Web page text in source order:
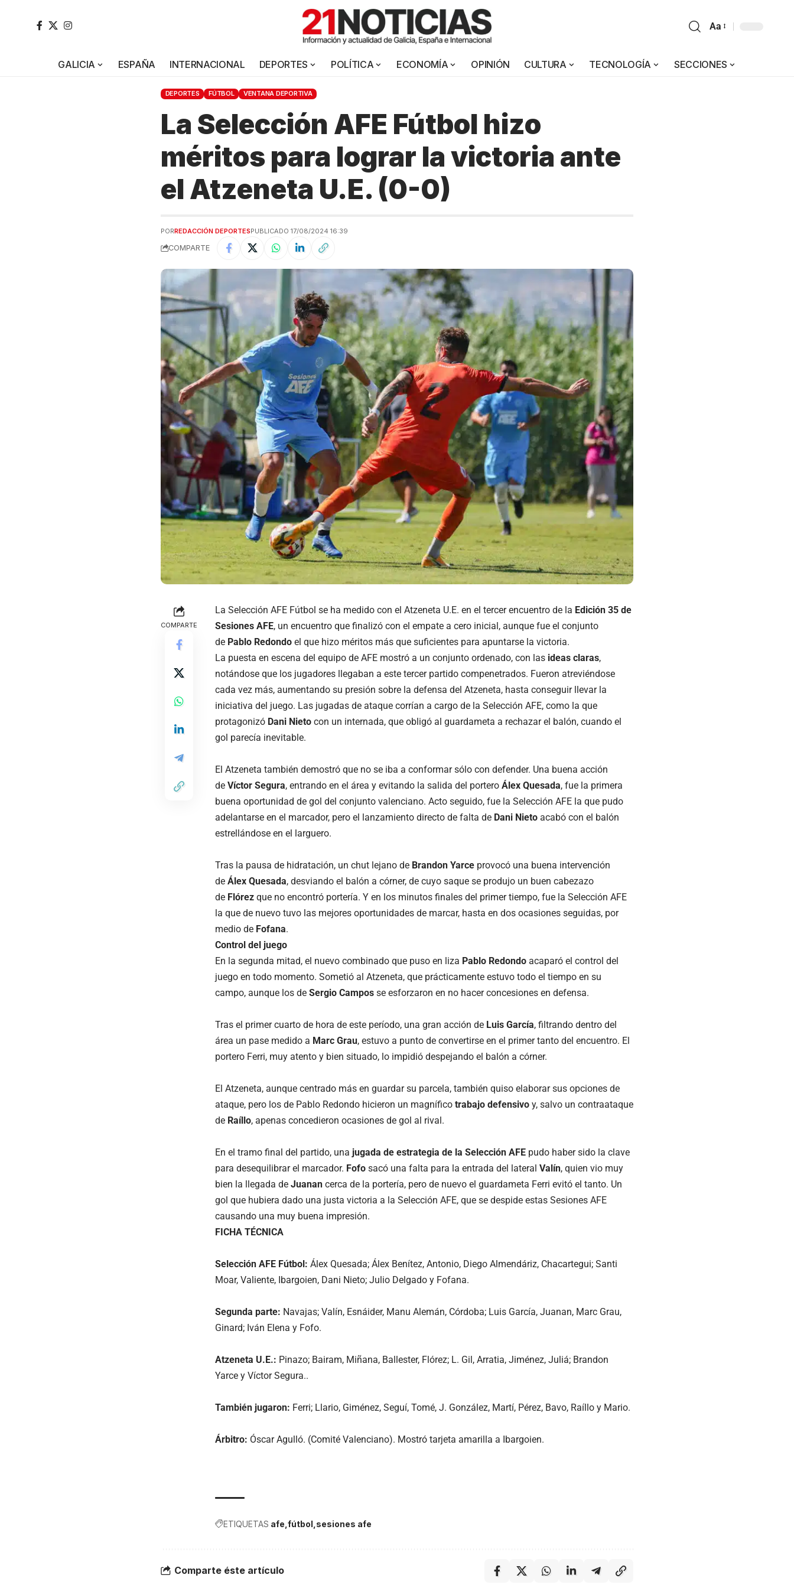
Aa
GALICIA ESPAÑA INTERNACIONAL DEPORTES POLÍTICA ECONOMÍA OPINIÓN CULTURA TECNOLOGÍA SECCIONES
DEPORTES FÚTBOL VENTANA DEPORTIVA
La Selección AFE Fútbol hizo
méritos para lograr la victoria ante
el Atzeneta U.E. (0-0)
PORREDACCIÓN DEPORTESPUBLICADO 17/08/2024 16:39
COMPARTE
COMPARTE
La Selección AFE Fútbol se ha medido con el Atzeneta U.E. en el tercer encuentro de la Edición 35 de
Sesiones AFE, un encuentro que finalizó con el empate a cero inicial, aunque fue el conjunto
de Pablo Redondo el que hizo méritos más que suficientes para apuntarse la victoria.
La puesta en escena del equipo de AFE mostró a un conjunto ordenado, con las ideas claras,
notándose que los jugadores llegaban a este tercer partido compenetrados. Fueron atreviéndose
cada vez más, aumentando su presión sobre la defensa del Atzeneta, hasta conseguir llevar la
iniciativa del juego. Las jugadas de ataque corrían a cargo de la Selección AFE, como la que
protagonizó Dani Nieto con un internada, que obligó al guardameta a rechazar el balón, cuando el
gol parecía inevitable.
El Atzeneta también demostró que no se iba a conformar sólo con defender. Una buena acción
de Víctor Segura, entrando en el área y evitando la salida del portero Álex Quesada, fue la primera
buena oportunidad de gol del conjunto valenciano. Acto seguido, fue la Selección AFE la que pudo
adelantarse en el marcador, pero el lanzamiento directo de falta de Dani Nieto acabó con el balón
estrellándose en el larguero.
Tras la pausa de hidratación, un chut lejano de Brandon Yarce provocó una buena intervención
de Álex Quesada, desviando el balón a córner, de cuyo saque se produjo un buen cabezazo
de Flórez que no encontró portería. Y en los minutos finales del primer tiempo, fue la Selección AFE
la que de nuevo tuvo las mejores oportunidades de marcar, hasta en dos ocasiones seguidas, por
medio de Fofana.
Control del juego
En la segunda mitad, el nuevo combinado que puso en liza Pablo Redondo acaparó el control del
juego en todo momento. Sometió al Atzeneta, que prácticamente estuvo todo el tiempo en su
campo, aunque los de Sergio Campos se esforzaron en no hacer concesiones en defensa.
Tras el primer cuarto de hora de este período, una gran acción de Luis García, filtrando dentro del
área un pase medido a Marc Grau, estuvo a punto de convertirse en el primer tanto del encuentro. El
portero Ferri, muy atento y bien situado, lo impidió despejando el balón a córner.
El Atzeneta, aunque centrado más en guardar su parcela, también quiso elaborar sus opciones de
ataque, pero los de Pablo Redondo hicieron un magnífico trabajo defensivo y, salvo un contraataque
de Raíllo, apenas concedieron ocasiones de gol al rival.
En el tramo final del partido, una jugada de estrategia de la Selección AFE pudo haber sido la clave
para desequilibrar el marcador. Fofo sacó una falta para la entrada del lateral Valín, quien vio muy
bien la llegada de Juanan cerca de la portería, pero de nuevo el guardameta Ferri evitó el tanto. Un
gol que hubiera dado una justa victoria a la Selección AFE, que se despide estas Sesiones AFE
causando una muy buena impresión.
FICHA TÉCNICA
Selección AFE Fútbol: Álex Quesada; Álex Benítez, Antonio, Diego Almendáriz, Chacartegui; Santi
Moar, Valiente, Ibargoien, Dani Nieto; Julio Delgado y Fofana.
Segunda parte: Navajas; Valín, Esnáider, Manu Alemán, Córdoba; Luis García, Juanan, Marc Grau,
Ginard; Iván Elena y Fofo.
Atzeneta U.E.: Pinazo; Bairam, Miñana, Ballester, Flórez; L. Gil, Arratia, Jiménez, Juliá; Brandon
Yarce y Víctor Segura..
También jugaron: Ferri; Llario, Giménez, Seguí, Tomé, J. González, Martí, Pérez, Bavo, Raíllo y Mario.
Árbitro: Óscar Agulló. (Comité Valenciano). Mostró tarjeta amarilla a Ibargoien.
ETIQUETAS afe fútbol sesiones afe
Comparte éste artículo